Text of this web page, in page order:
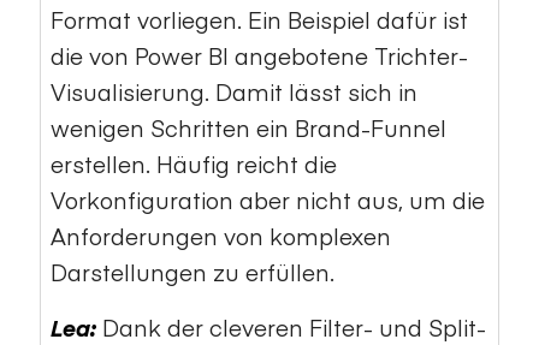
Format vorliegen. Ein Beispiel dafür ist
die von Power BI angebotene Trichter-
Visualisierung. Damit lässt sich in
wenigen Schritten ein Brand-Funnel
erstellen. Häufig reicht die
Vorkonfiguration aber nicht aus, um die
Anforderungen von komplexen
Darstellungen zu erfüllen.
Lea: Dank der cleveren Filter- und Split-